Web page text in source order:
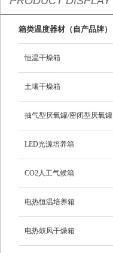
箱类温度器材（自产品牌）
恒温干燥箱
土壤干燥箱
抽气型厌氧罐/密闭型厌氧罐
LED光源培养箱
CO2人工气候箱
电热恒温培养箱
电热鼓风干燥箱